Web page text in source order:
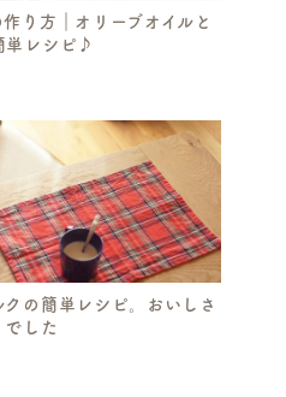
り方｜オリーブオイルと
単レシピ♪
の簡単レシピ。おいしさ
でした